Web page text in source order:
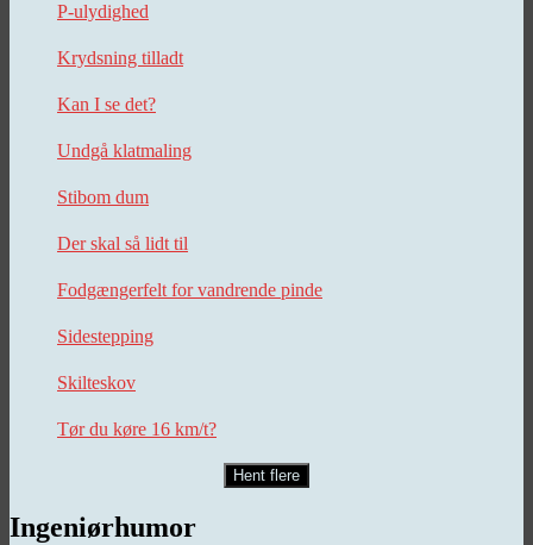
P-ulydighed
Krydsning tilladt
Kan I se det?
Undgå klatmaling
Stibom dum
Der skal så lidt til
Fodgængerfelt for vandrende pinde
Sidestepping
Skilteskov
Tør du køre 16 km/t?
Hent flere
Ingeniørhumor